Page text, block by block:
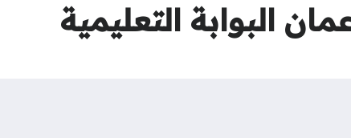
البوابة التعليمية